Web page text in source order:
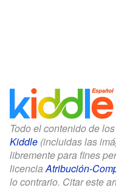
Todo el contenido de
Kiddle (incluidas las
libremente para fines
licenciaAtribución-
lo contrario. Citar este